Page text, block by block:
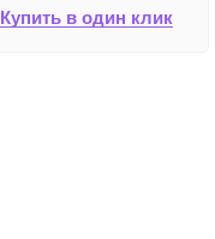
Купить в один клик